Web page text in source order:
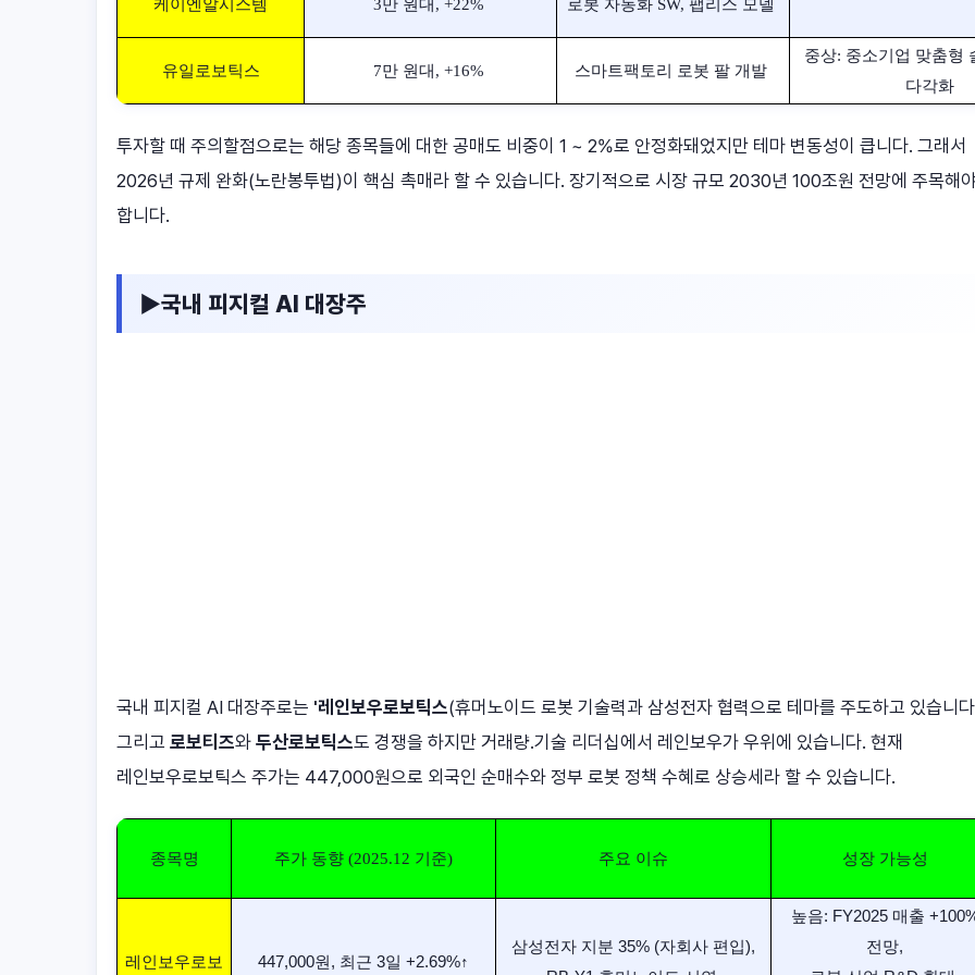
3만 원대, +22% ​
로봇 자동화 SW, 팹리스 모델 ​
유일로보틱스 7만 원대, +16% ​ 스마트팩토리 로봇 팔 개발 ​
중상: 중소기업 맞춤형
다각화 ​
투자할 때 주의할점으로는 해당 종목들에 대한 공매도 비중이 1 ~ 2%로 안정화돼었지만 테마 변동성이 큽니다. 그래서
2026년 규제 완화(노란봉투법)이 핵심 촉매라 할 수 있습니다. 장기적으로 시장 규모 2030년 100조원 전망에 주목해
합니다.
▶국내 피지컬 AI 대장주
국내 피지컬 AI 대장주로는 '레인보우로보틱스(휴머노이드 로봇 기술력과 삼성전자 협력으로 테마를 주도하고 있습니
그리고 로보티즈와 두산로보틱스도 경쟁을 하지만 거래량.기술 리더십에서 레인보우가 우위에 있습니다. 현재
레인보우로보틱스 주가는 447,000원으로 외국인 순매수와 정부 로봇 정책 수혜로 상승세라 할 수 있습니다.
종목명 주가 동향 (2025.12 기준) 주요 이슈 성장 가능성
레인보우로보 447,000원, 최근 3일 +2.69%↑
삼성전자 지분 35% (자회사 편입),
높음: FY2025 매출
전망,